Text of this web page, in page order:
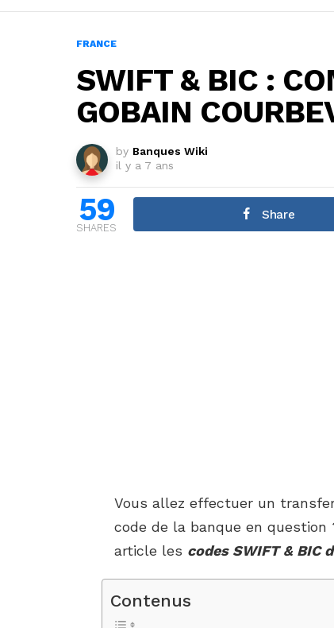
FRANCE
SWIFT & BIC :
GOBAIN
by Banques Wiki
il y a 7 ans
59
SHARES
Share
Vous allez effectuer un
code de la banque en
article les codes SWIFT & BIC
Contenus